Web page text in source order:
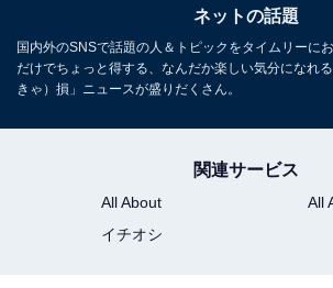
ネットの話題
国内外のSNSで話題の人＆トピックをタイムリーに
だけでちょっと得する、なんだか楽しい気分になれ
きゃ）損」ニュースが盛りだくさん。
関連サービス
All About
All
イチオシ